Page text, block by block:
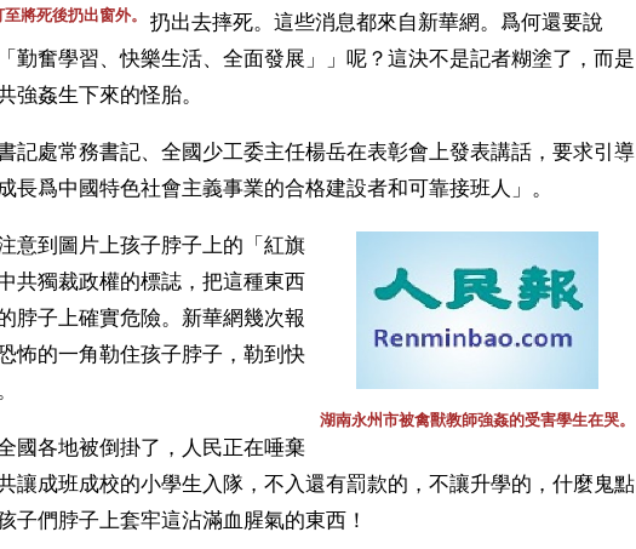
將死後扔出窗外。
扔出去摔死。這些消息都來自新華網。爲何還要說
勤奮學習、快樂生活、全面發展」」呢？這決不是記者糊塗了，而是
強姦生下來的怪胎。
記處常務書記、全國少工委主任楊岳在表彰會上發表講話，要求引導
長爲中國特色社會主義事業的合格建設者和可靠接班人」。
湖南永州市被禽獸教師強姦的受害學生在哭。
意到圖片上孩子脖子上的「紅旗
共獨裁政權的標誌，把這種東西
脖子上確實危險。新華網幾次報
怖的一角勒住孩子脖子，勒到快
國各地被倒掛了，人民正在唾棄
讓成班成校的小學生入隊，不入還有罰款的，不讓升學的，什麼鬼點
子們脖子上套牢這沾滿血腥氣的東西！